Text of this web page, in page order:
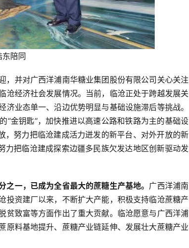
陪同
，并对广西洋浦南华糖业集团股份有限公司关心关注
沧经济社会发展情况。当前，临沧正处于跨越发展关
业态单一、沿边优势明显与基础设施滞后等挑战。
“金钥匙”，加快推进以高速公路和铁路为主的基础设
，努力把临沧建成活力迸发的新平台、对外开放的新
力把临沧建成探索边疆多民族欠发达地区创新驱动发
一，已成为全省最大的蔗糖生产基地。 广西洋浦南
投资建厂以来，不断扩大产能，积极支持临沧蔗糖产
贫致富等方面作出了重大贡献。临沧愿意与广西洋浦
原料基地提升、蔗糖产业链延伸、发展壮大蔗糖产业